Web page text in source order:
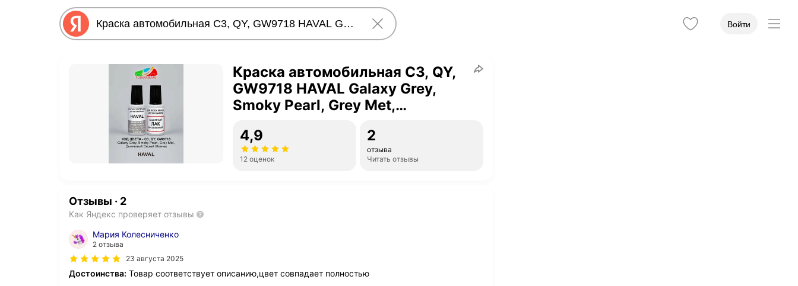
Войти
Краска автомобильная C3, QY,
GW9718 HAVAL Galaxy Grey,
Smoky Pearl, Grey Met,
4,9
12 оценок
2
отзыва
Читать отзывы
Отзывы · 2
Как Яндекс проверяет отзывы
Мария Колесниченко
2 отзыва
23 августа 2025
Достоинства: Товар соответствует описанию,цвет совпадает полностью